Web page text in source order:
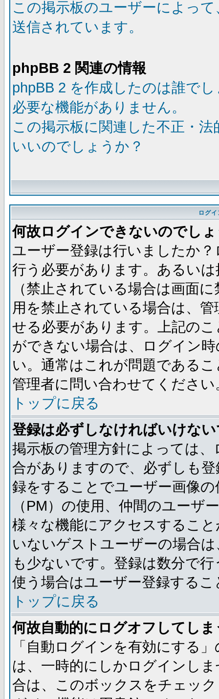
この掲示板のユーザーによっ
送信されています。
phpBB 2 関連の情報
phpBB 2 を作成したのは誰で
必要な機能がありません。
この掲示板に関連した不正・
いいのでしょうか？
ログ
何故ログインできないのでし
ユーザー登録は行いましたか
行う必要があります。あるい
（禁止されている場合は画面
用を禁止されている場合は、
せる必要があります。上記の
ができない場合は、ログイン
い。通常はこれが問題である
管理者に問い合わせてください
トップに戻る
登録は必ずしなければいけな
掲示板の管理方針によっては
合がありますので、必ずしも
録をすることでユーザー画像
（PM）の使用、仲間のユーザ
様々な機能にアクセスするこ
いないゲストユーザーの場合
も少ないです。登録は数分で
使う場合はユーザー登録する
トップに戻る
何故自動的にログオフしてし
「自動ログインを有効にする
は、一時的にしかログインし
合は、このボックスをチェッ